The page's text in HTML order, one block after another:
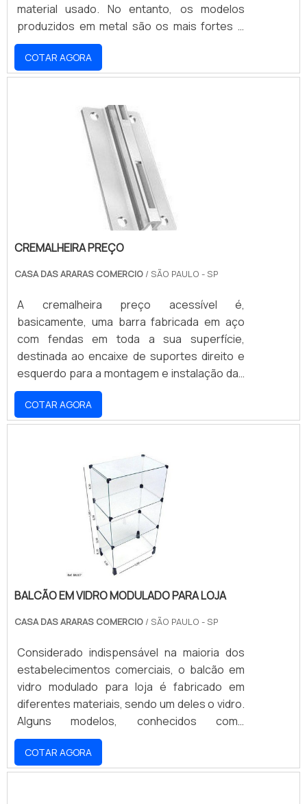
material usado. No entanto, os modelos
produzidos em metal são os mais fortes e
seguros dentre as opções possíveis,
embora o seu valor seja um pouco maior em
comparação aos demais modelos. Contudo,
para quem precisa contar com um cabide de
resistência superior.Com estrutura
totalmente cromada e acabamento que
garante a sua proteção completa .
COTAR AGORA
CREMALHEIRA PREÇO
CASA DAS ARARAS COMERCIO / SÃO PAULO - SP
A cremalheira preço acessível é,
basicamente, uma barra fabricada em aço
com fendas em toda a sua superfície,
destinada ao encaixe de suportes direito e
esquerdo para a montagem e instalação das
prateleiras. Com uma estrutura de alta
resistência, devido à sua composição em
aço carbono, a peça é finalizada com
proteção contra as ações do tempo e
abrasão.Com a ajuda de buchas, parafusos,
suportes e prateleiras de madeira, a
instalação da cremalheira é re.
COTAR AGORA
BALCÃO EM VIDRO MODULADO PARA LOJA
CASA DAS ARARAS COMERCIO / SÃO PAULO - SP
Considerado indispensável na maioria dos
estabelecimentos comerciais, o balcão em
vidro modulado para loja é fabricado em
diferentes materiais, sendo um deles o vidro.
Alguns modelos, conhecidos como
modulado, permitem que a peça seja
montada com nichos de vidro que, quando
unidos, formam o balcão com o tamanho
COTAR AGORA